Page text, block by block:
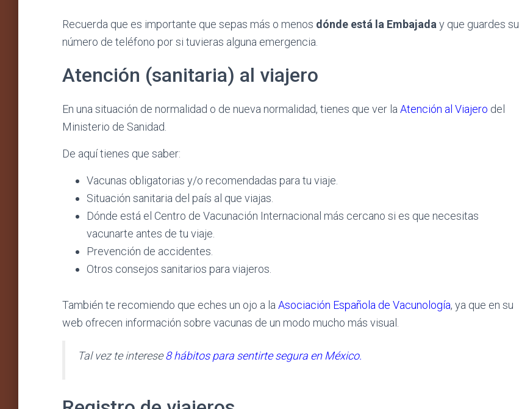
Recuerda que es importante que sepas más o menos dónde está la Embajada y que guardes su
número de teléfono por si tuvieras alguna emergencia.
Atención (sanitaria) al viajero
En una situación de normalidad o de nueva normalidad, tienes que ver la Atención al Viajero del
Ministerio de Sanidad.
De aquí tienes que saber:
Vacunas obligatorias y/o recomendadas para tu viaje.
Situación sanitaria del país al que viajas.
Dónde está el Centro de Vacunación Internacional más cercano si es que necesitas
vacunarte antes de tu viaje.
Prevención de accidentes.
Otros consejos sanitarios para viajeros.
También te recomiendo que eches un ojo a la Asociación Española de Vacunología, ya que en su
web ofrecen información sobre vacunas de un modo mucho más visual.
Tal vez te interese8 hábitos para sentirte segura en México.